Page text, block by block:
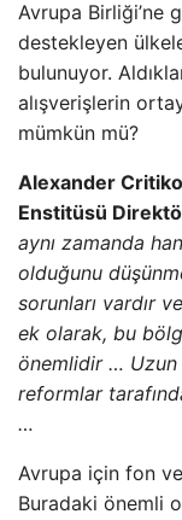
Avrupa Birliği’ne
destekleyen
bulunuyor.
alışverişlerin
mümkün mü?
Alexander
Enstitüsü
aynı zamanda
olduğunu
sorunları vardır
ek olarak, bu
önemlidir …
reformlar
…
Avrupa için fon
Buradaki önemli